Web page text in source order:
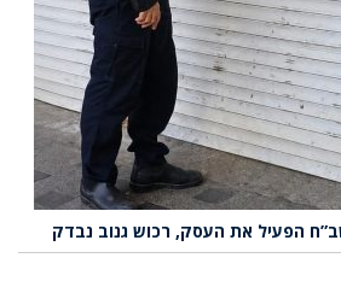
הפעיל את העסק, רכוש גנוב נבדק